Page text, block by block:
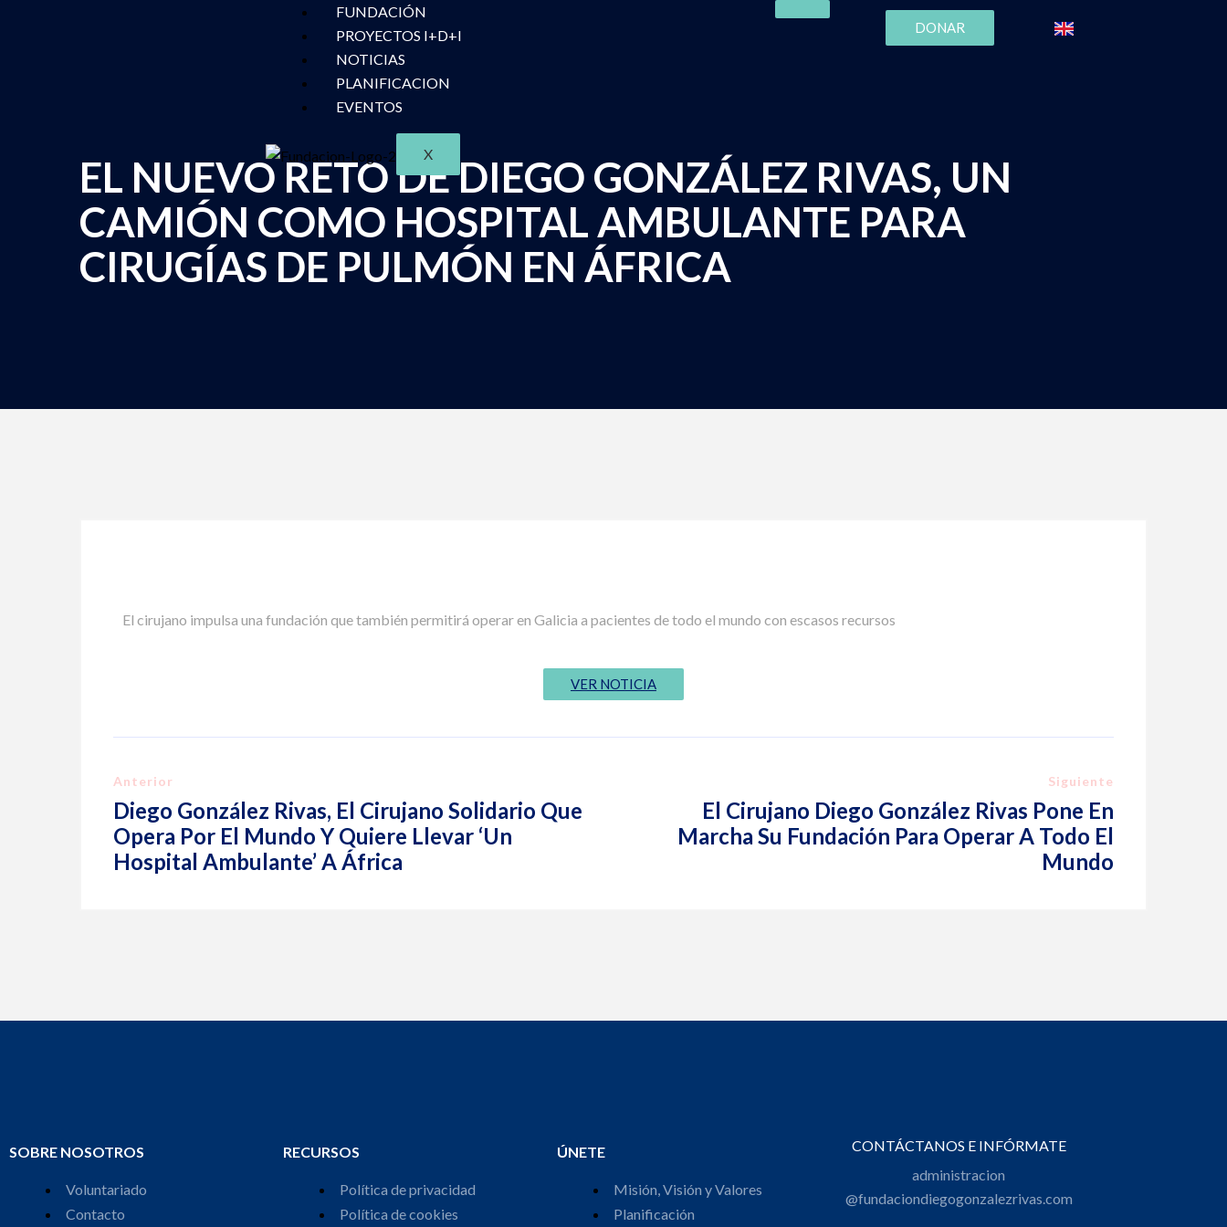
FUNDACIÓN
PROYECTOS I+D+I
NOTICIAS
PLANIFICACION
EVENTOS
X
DONAR
EL NUEVO RETO DE DIEGO GONZÁLEZ RIVAS, UN
CAMIÓN COMO HOSPITAL AMBULANTE PARA
CIRUGÍAS DE PULMÓN EN ÁFRICA
El cirujano impulsa una fundación que también permitirá operar en Galicia a pacientes de todo el mundo con escasos recursos
VER NOTICIA
Anterior
Diego González Rivas, El Cirujano Solidario Que
Opera Por El Mundo Y Quiere Llevar ‘un
Hospital Ambulante’ A África
Siguiente
El Cirujano Diego González Rivas Pone En
Marcha Su Fundación Para Operar A Todo El
Mundo
SOBRE NOSOTROS
Voluntariado
Contacto
RECURSOS
Política de privacidad
Política de cookies
ÚNETE
Misión, Visión y Valores
Planificación
CONTÁCTANOS E INFÓRMATE
administracion
@fundaciondiegogonzalezrivas.com